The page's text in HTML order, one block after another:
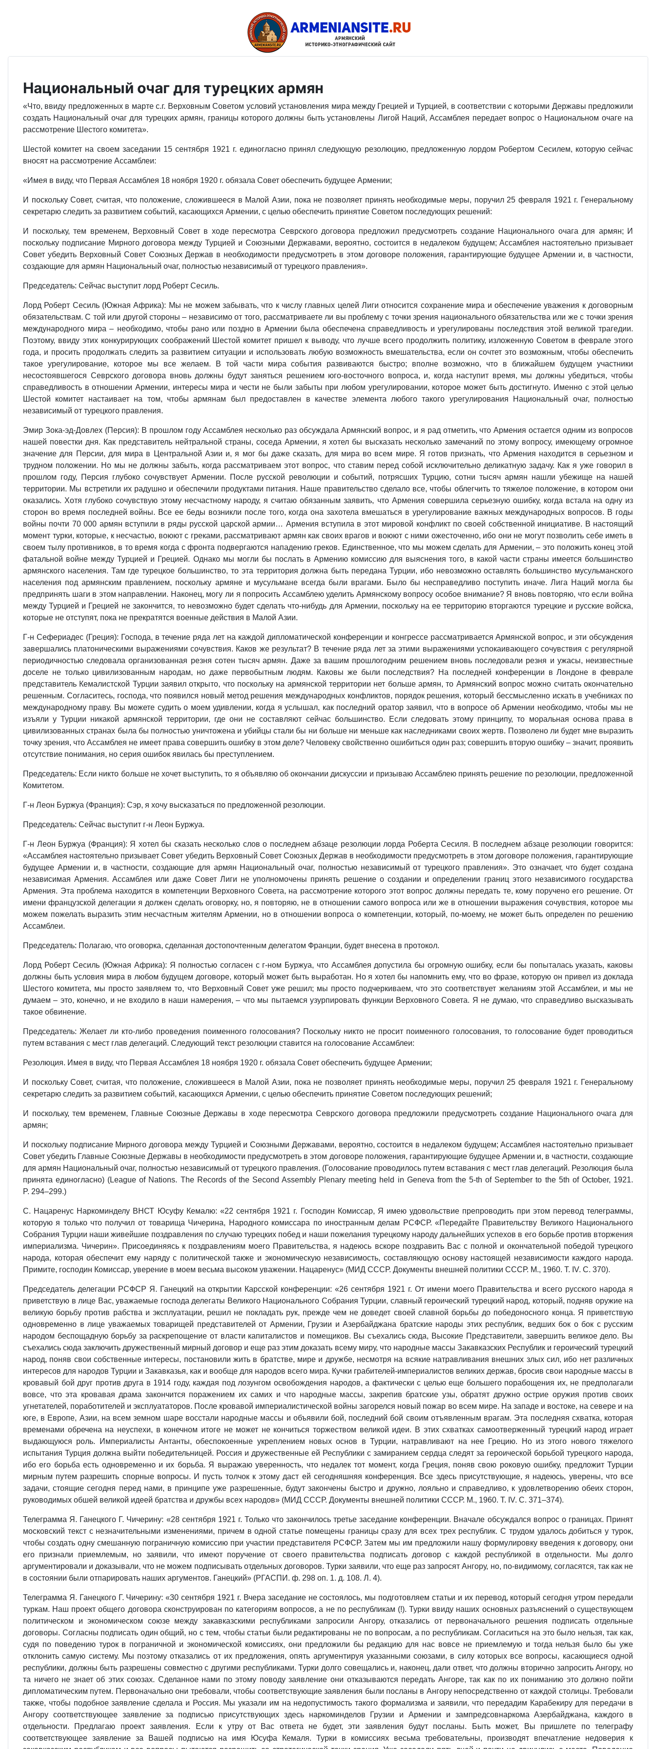
Национальный очаг для турецких армян
«Что, ввиду предложенных в марте с.г. Верховным Советом условий установления мира между Грецией и Турцией, в соответствии с которыми Державы предложили
создать Национальный очаг для турецких армян, границы которого должны быть установлены Лигой Наций, Ассамблея передает вопрос о Национальном очаге на
рассмотрение Шестого комитета».
Шестой комитет на своем заседании 15 сентября 1921 г. единогласно принял следующую резолюцию, предложенную лордом Робертом Сесилем, которую сейчас
вносят на рассмотрение Ассамблеи:
«Имея в виду, что Первая Ассамблея 18 ноября 1920 г. обязала Совет обеспечить будущее Армении;
И поскольку Совет, считая, что положение, сложившееся в Малой Азии, пока не позволяет принять необходимые меры, поручил 25 февраля 1921 г. Генеральному
секретарю следить за развитием событий, касающихся Армении, с целью обеспечить принятие Советом последующих решений:
И поскольку, тем временем, Верховный Совет в ходе пересмотра Севрского договора предложил предусмотреть создание Национального очага для армян; И
поскольку подписание Мирного договора между Турцией и Союзными Державами, вероятно, состоится в недалеком будущем; Ассамблея настоятельно призывает
Совет убедить Верховный Совет Союзных Держав в необходимости предусмотреть в этом договоре положения, гарантирующие будущее Армении и, в частности,
создающие для армян Национальный очаг, полностью независимый от турецкого правления».
Председатель: Сейчас выступит лорд Роберт Сесиль.
Лорд Роберт Сесиль (Южная Африка): Мы не можем забывать, что к числу главных целей Лиги относится сохранение мира и обеспечение уважения к договорным
обязательствам. С той или другой стороны – независимо от того, рассматриваете ли вы проблему с точки зрения национального обязательства или же с точки зрения
международного мира – необходимо, чтобы рано или поздно в Армении была обеспечена справедливость и урегулированы последствия этой великой трагедии.
Поэтому, ввиду этих конкурирующих соображений Шестой комитет пришел к выводу, что лучше всего продолжить политику, изложенную Советом в феврале этого
года, и просить продолжать следить за развитием ситуации и использовать любую возможность вмешательства, если он сочтет это возможным, чтобы обеспечить
такое урегулирование, которое мы все желаем. В той части мира события развиваются быстро; вполне возможно, что в ближайшем будущем участники
несостоявшегося Севрского договора вновь должны будут заняться решением юго‑восточного вопроса, и, когда наступит время, мы должны убедиться, чтобы
справедливость в отношении Армении, интересы мира и чести не были забыты при любом урегулировании, которое может быть достигнуто. Именно с этой целью
Шестой комитет настаивает на том, чтобы армянам был предоставлен в качестве элемента любого такого урегулирования Национальный очаг, полностью
независимый от турецкого правления.
Эмир Зока‑эд‑Довлех (Персия): В прошлом году Ассамблея несколько раз обсуждала Армянский вопрос, и я рад отметить, что Армения остается одним из вопросов
нашей повестки дня. Как представитель нейтральной страны, соседа Армении, я хотел бы высказать несколько замечаний по этому вопросу, имеющему огромное
значение для Персии, для мира в Центральной Азии и, я мог бы даже сказать, для мира во всем мире. Я готов признать, что Армения находится в серьезном и
трудном положении. Но мы не должны забыть, когда рассматриваем этот вопрос, что ставим перед собой исключительно деликатную задачу. Как я уже говорил в
прошлом году, Персия глубоко сочувствует Армении. После русской революции и событий, потрясших Турцию, сотни тысяч армян нашли убежище на нашей
территории. Мы встретили их радушно и обеспечили продуктами питания. Наше правительство сделало все, чтобы облегчить то тяжелое положение, в котором они
оказались. Хотя глубоко сочувствую этому несчастному народу, я считаю обязанным заявить, что Армения совершила серьезную ошибку, когда встала на одну из
сторон во время последней войны. Все ее беды возникли после того, когда она захотела вмешаться в урегулирование важных международных вопросов. В годы
войны почти 70 000 армян вступили в ряды русской царской армии… Армения вступила в этот мировой конфликт по своей собственной инициативе. В настоящий
момент турки, которые, к несчастью, воюют с греками, рассматривают армян как своих врагов и воюют с ними ожесточенно, ибо они не могут позволить себе иметь в
своем тылу противников, в то время когда с фронта подвергаются нападению греков. Единственное, что мы можем сделать для Армении, – это положить конец этой
фатальной войне между Турцией и Грецией. Однако мы могли бы послать в Армению комиссию для выяснения того, в какой части страны имеется большинство
армянского населения. Там где турецкое большинство, то эта территория должна быть передана Турции, ибо невозможно оставлять большинство мусульманского
населения под армянским правлением, поскольку армяне и мусульмане всегда были врагами. Было бы несправедливо поступить иначе. Лига Наций могла бы
предпринять шаги в этом направлении. Наконец, могу ли я попросить Ассамблею уделить Армянскому вопросу особое внимание? Я вновь повторяю, что если война
между Турцией и Грецией не закончится, то невозможно будет сделать что‑нибудь для Армении, поскольку на ее территорию вторгаются турецкие и русские войска,
которые не отступят, пока не прекратятся военные действия в Малой Азии.
Г‑н Сефериадес (Греция): Господа, в течение ряда лет на каждой дипломатической конференции и конгрессе рассматривается Армянской вопрос, и эти обсуждения
завершались платоническими выражениями сочувствия. Каков же результат? В течение ряда лет за этими выражениями успокаивающего сочувствия с регулярной
периодичностью следовала организованная резня сотен тысяч армян. Даже за вашим прошлогодним решением вновь последовали резня и ужасы, неизвестные
доселе не только цивилизованным народам, но даже первобытным людям. Каковы же были последствия? На последней конференции в Лондоне в феврале
представитель Кемалистской Турции заявил открыто, что поскольку на армянской территории нет больше армян, то Армянский вопрос можно считать окончательно
решенным. Согласитесь, господа, что появился новый метод решения международных конфликтов, порядок решения, который бессмысленно искать в учебниках по
международному праву. Вы можете судить о моем удивлении, когда я услышал, как последний оратор заявил, что в вопросе об Армении необходимо, чтобы мы не
изъяли у Турции никакой армянской территории, где они не составляют сейчас большинство. Если следовать этому принципу, то моральная основа права в
цивилизованных странах была бы полностью уничтожена и убийцы стали бы ни больше ни меньше как наследниками своих жертв. Позволено ли будет мне выразить
точку зрения, что Ассамблея не имеет права совершить ошибку в этом деле? Человеку свойственно ошибиться один раз; совершить вторую ошибку – значит, проявить
отсутствие понимания, но серия ошибок явилась бы преступлением.
Председатель: Если никто больше не хочет выступить, то я объявляю об окончании дискуссии и призываю Ассамблею принять решение по резолюции, предложенной
Комитетом.
Г‑н Леон Буржуа (Франция): Сэр, я хочу высказаться по предложенной резолюции.
Председатель: Сейчас выступит г‑н Леон Буржуа.
Г‑н Леон Буржуа (Франция): Я хотел бы сказать несколько слов о последнем абзаце резолюции лорда Роберта Сесиля. В последнем абзаце резолюции говорится:
«Ассамблея настоятельно призывает Совет убедить Верховный Совет Союзных Держав в необходимости предусмотреть в этом договоре положения, гарантирующие
будущее Армении и, в частности, создающие для армян Национальный очаг, полностью независимый от турецкого правления». Это означает, что будет создана
независимая Армения. Ассамблея или даже Совет Лиги не уполномочены принять решение о создании и определении границ этого независимого государства
Армения. Эта проблема находится в компетенции Верховного Совета, на рассмотрение которого этот вопрос должны передать те, кому поручено его решение. От
имени французской делегации я должен сделать оговорку, но, я повторяю, не в отношении самого вопроса или же в отношении выражения сочувствия, которое мы
можем пожелать выразить этим несчастным жителям Армении, но в отношении вопроса о компетенции, который, по‑моему, не может быть определен по решению
Ассамблеи.
Председатель: Полагаю, что оговорка, сделанная достопочтенным делегатом Франции, будет внесена в протокол.
Лорд Роберт Сесиль (Южная Африка): Я полностью согласен с г‑ном Буржуа, что Ассамблея допустила бы огромную ошибку, если бы попыталась указать, каковы
должны быть условия мира в любом будущем договоре, который может быть выработан. Но я хотел бы напомнить ему, что во фразе, которую он привел из доклада
Шестого комитета, мы просто заявляем то, что Верховный Совет уже решил; мы просто подчеркиваем, что это соответствует желаниям этой Ассамблеи, и мы не
думаем – это, конечно, и не входило в наши намерения, – что мы пытаемся узурпировать функции Верховного Совета. Я не думаю, что справедливо высказывать
такое обвинение.
Председатель: Желает ли кто‑либо проведения поименного голосования? Поскольку никто не просит поименного голосования, то голосование будет проводиться
путем вставания с мест глав делегаций. Следующий текст резолюции ставится на голосование Ассамблеи:
Резолюция. Имея в виду, что Первая Ассамблея 18 ноября 1920 г. обязала Совет обеспечить будущее Армении;
И поскольку Совет, считая, что положение, сложившееся в Малой Азии, пока не позволяет принять необходимые меры, поручил 25 февраля 1921 г. Генеральному
секретарю следить за развитием событий, касающихся Армении, с целью обеспечить принятие Советом последующих решений;
И поскольку, тем временем, Главные Союзные Державы в ходе пересмотра Севрского договора предложили предусмотреть создание Национального очага для
армян;
И поскольку подписание Мирного договора между Турцией и Союзными Державами, вероятно, состоится в недалеком будущем; Ассамблея настоятельно призывает
Совет убедить Главные Союзные Державы в необходимости предусмотреть в этом договоре положения, гарантирующие будущее Армении и, в частности, создающие
для армян Национальный очаг, полностью независимый от турецкого правления. (Голосование проводилось путем вставания с мест глав делегаций. Резолюция была
принята единогласно) (League of Nations. The Records of the Second Assembly Plenary meeting held in Geneva from the 5‑th of September to the 5th of October, 1921.
P. 294–299.)
С. Нацаренус Наркоминделу ВНСТ Юсуфу Кемалю: «22 сентября 1921 г. Господин Комиссар, Я имею удовольствие препроводить при этом перевод телеграммы,
которую я только что получил от товарища Чичерина, Народного комиссара по иностранным делам РСФСР. «Передайте Правительству Великого Национального
Собрания Турции наши живейшие поздравления по случаю турецких побед и наши пожелания турецкому народу дальнейших успехов в его борьбе против вторжения
империализма. Чичерин». Присоединяясь к поздравлениям моего Правительства, я надеюсь вскоре поздравить Вас с полной и окончательной победой турецкого
народа, которая обеспечит ему наряду с политической также и экономическую независимость, составляющую основу настоящей независимости каждого народа.
Примите, господин Комиссар, уверение в моем весьма высоком уважении. Нацаренус» (МИД СССР. Документы внешней политики СССР. М., 1960. Т. IV. С. 370).
Председатель делегации РСФСР Я. Ганецкий на открытии Карсской конференции: «26 сентября 1921 г. От имени моего Правительства и всего русского народа я
приветствую в лице Вас, уважаемые господа делегаты Великого Национального Собрания Турции, славный героический турецкий народ, который, подняв оружие на
великую борьбу против рабства и эксплуатации, решил не покладать рук, прежде чем не доведет своей славной борьбы до победоносного конца. Я приветствую
одновременно в лице уважаемых товарищей представителей от Армении, Грузии и Азербайджана братские народы этих республик, ведших бок о бок с русским
народом беспощадную борьбу за раскрепощение от власти капиталистов и помещиков. Вы съехались сюда, Высокие Представители, завершить великое дело. Вы
съехались сюда заключить дружественный мирный договор и еще раз этим доказать всему миру, что народные массы Закавказских Республик и героический турецкий
народ, поняв свои собственные интересы, постановили жить в братстве, мире и дружбе, несмотря на всякие натравливания внешних злых сил, ибо нет различных
интересов для народов Турции и Закавказья, как и вообще для народов всего мира. Кучки грабителей‑империалистов великих держав, бросив свои народные массы в
кровавый бой друг против друга в 1914 году, каждая под лозунгом освобождения народов, а фактически с целью еще большего порабощения их, не предполагали
вовсе, что эта кровавая драма закончится поражением их самих и что народные массы, закрепив братские узы, обратят дружно острие оружия против своих
угнетателей, поработителей и эксплуататоров. После кровавой империалистической войны загорелся новый пожар во всем мире. На западе и востоке, на севере и на
юге, в Европе, Азии, на всем земном шаре восстали народные массы и объявили бой, последний бой своим отъявленным врагам. Эта последняя схватка, которая
временами обречена на неуспехи, в конечном итоге не может не кончиться торжеством великой идеи. В этих схватках самоотверженный турецкий народ играет
выдающуюся роль. Империалисты Антанты, обеспокоенные укреплением новых основ в Турции, натравливают на нее Грецию. Но из этого нового тяжелого
испытания Турция должна выйти победительницей. Россия и дружественные ей Республики с замиранием сердца следят за героической борьбой турецкого народа,
ибо его борьба есть одновременно и их борьба. Я выражаю уверенность, что недалек тот момент, когда Греция, поняв свою роковую ошибку, предложит Турции
мирным путем разрешить спорные вопросы. И пусть толчок к этому даст ей сегодняшняя конференция. Все здесь присутствующие, я надеюсь, уверены, что все
задачи, стоящие сегодня перед нами, в принципе уже разрешенные, будут закончены быстро и дружно, лояльно и справедливо, к удовлетворению обеих сторон,
руководимых обшей великой идеей братства и дружбы всех народов» (МИД СССР. Документы внешней политики СССР. М., 1960. Т. IV. С. 371–374).
Телеграмма Я. Ганецкого Г. Чичерину: «28 сентября 1921 г. Только что закончилось третье заседание конференции. Вначале обсуждался вопрос о границах. Принят
московский текст с незначительными изменениями, причем в одной статье помещены границы сразу для всех трех республик. С трудом удалось добиться у турок,
чтобы создать одну смешанную пограничную комиссию при участии представителя РСФСР. Затем мы им предложили нашу формулировку введения к договору, они
его признали приемлемым, но заявили, что имеют поручение от своего правительства подписать договор с каждой республикой в отдельности. Мы долго
аргументировали и доказывали, что не можем подписывать отдельных договоров. Турки заявили, что еще раз запросят Ангору, но, по‑видимому, согласятся, так как не
в состоянии были отпарировать наших аргументов. Ганецкий» (РГАСПИ. ф. 298 оп. 1. д. 108. Л. 4).
Телеграмма Я. Ганецкого Г. Чичерину: «30 сентября 1921 г. Вчера заседание не состоялось, мы подготовляем статьи и их перевод, который сегодня утром передали
туркам. Наш проект общего договора сконструирован по категориям вопросов, а не по республикам (!). Турки ввиду наших основных разъяснений о существующем
политическом и экономическом союзе между закавказскими республиками запросили Ангору, отказались от первоначального решения подписать отдельные
договоры. Согласны подписать один общий, но с тем, чтобы статьи были редактированы не по вопросам, а по республикам. Согласиться на это было нельзя, так как,
судя по поведению турок в пограничной и экономической комиссиях, они предложили бы редакцию для нас вовсе не приемлемую и тогда нельзя было бы уже
отклонить самую систему. Мы поэтому отказались от их предложения, опять аргументируя указанными союзами, в силу которых все вопросы, касающиеся одной
республики, должны быть разрешены совместно с другими республиками. Турки долго совещались и, наконец, дали ответ, что должны вторично запросить Ангору, но
та ничего не знает об этих союзах. Сделанное нами по этому поводу заявление они отказываются передать Ангоре, так как по их пониманию это должно пойти
дипломатическим путем. Первоначально они требовали, чтобы соответствующие заявления были посланы в Ангору непосредственно от каждой столицы. Требовали
также, чтобы подобное заявление сделала и Россия. Мы указали им на недопустимость такого формализма и заявили, что передадим Карабекиру для передачи в
Ангору соответствующее заявление за подписью присутствующих здесь наркоминделов Грузии и Армении и зампредсовнаркома Азербайджана, каждого в
отдельности. Предлагаю проект заявления. Если к утру от Вас ответа не будет, эти заявления будут посланы. Быть может, Вы пришлете по телеграфу
соответствующее заявление за Вашей подписью на имя Юсуфа Кемаля. Турки в комиссиях весьма требовательны, производят впечатление недоверия к